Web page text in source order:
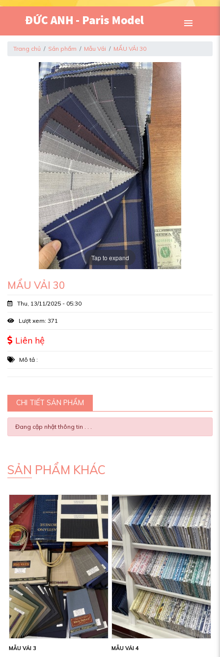
Trang chủ Sản phẩm Mẫu Vải MẨU VẢI 30
Tap to expand
MẨU VẢI 30
Thu, 13/11/2025 - 05:30
Lượt xem: 371
Liên hệ
Mô tả :
CHI TIẾT SẢN PHẨM
Đang cập nhật thông tin . . .
SẢN PHẨM KHÁC
MẪU VẢI 3
MẪU VẢI 4